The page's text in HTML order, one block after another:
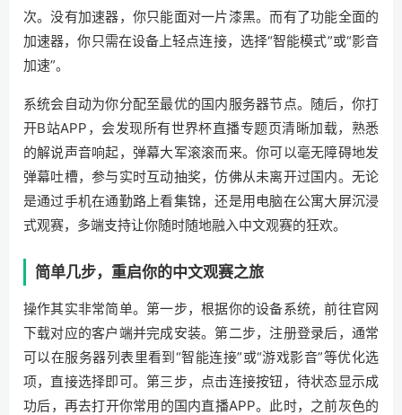
次。没有加速器，你只能面对一片漆黑。而有了功能全面的
加速器，你只需在设备上轻点连接，选择“智能模式”或“影音
加速”。
系统会自动为你分配至最优的国内服务器节点。随后，你打
开B站APP，会发现所有世界杯直播专题页清晰加载，熟悉
的解说声音响起，弹幕大军滚滚而来。你可以毫无障碍地发
弹幕吐槽，参与实时互动抽奖，仿佛从未离开过国内。无论
是通过手机在通勤路上看集锦，还是用电脑在公寓大屏沉浸
式观赛，多端支持让你随时随地融入中文观赛的狂欢。
简单几步，重启你的中文观赛之旅
操作其实非常简单。第一步，根据你的设备系统，前往官网
下载对应的客户端并完成安装。第二步，注册登录后，通常
可以在服务器列表里看到“智能连接”或“游戏影音”等优化选
项，直接选择即可。第三步，点击连接按钮，待状态显示成
功后，再去打开你常用的国内直播APP。此时，之前灰色的